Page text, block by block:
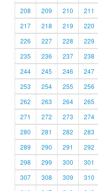
208
209 210 211
217
218 219 220
226
227 228 229
235
236 237 238
244
245 246 247
253
254 255 256
262
263 264 265
271
272 273 274
280
281 282 283
289
290 291 292
298
299 300 301
307
308 309 310